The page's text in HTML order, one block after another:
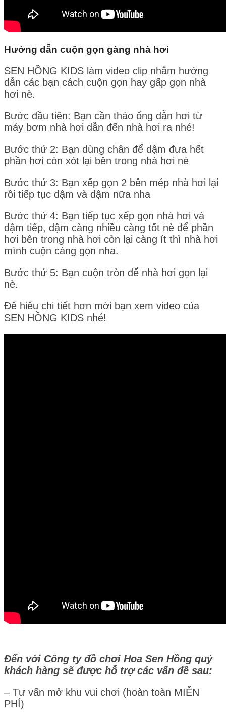
Hướng dẫn cuộn gọn gàng nhà hơi
SEN HỒNG KIDS làm video clip nhằm hướng
dẫn các bạn cách cuộn gọn hay gấp gọn nhà
hơi nè.
Bước đầu tiên: Bạn cần tháo ống dẫn hơi từ
máy bơm nhà hơi dẫn đến nhà hơi ra nhé!
Bước thứ 2: Bạn dùng chân để dậm đưa hết
phần hơi còn xót lại bên trong nhà hơi nè
Bước thứ 3: Bạn xếp gọn 2 bên mép nhà hơi lại
rồi tiếp tục dậm và dậm nữa nha
Bước thứ 4: Bạn tiếp tục xếp gọn nhà hơi và
dậm tiếp, dậm càng nhiều càng tốt nè để phần
hơi bên trong nhà hơi còn lại càng ít thì nhà hơi
mình cuộn càng gọn nha.
Bước thứ 5: Bạn cuộn tròn để nhà hơi gọn lại
nè.
Để hiểu chi tiết hơn mời bạn xem video của
SEN HỒNG KIDS nhé!
Đến với Công ty đồ chơi Hoa Sen Hồng quý
khách hàng sẽ được hỗ trợ các vấn đề sau:
– Tư vấn mở khu vui chơi (hoàn toàn MIỄN
PHÍ)